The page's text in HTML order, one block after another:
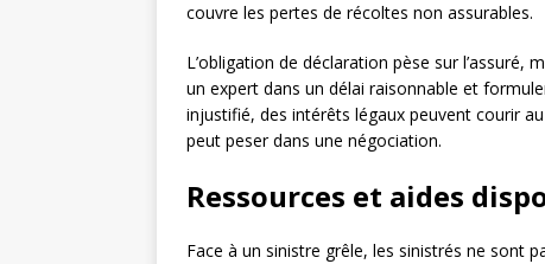
couvre les pertes de récoltes non assurables.
L’obligation de déclaration pèse sur l’assuré,
un expert dans un délai raisonnable et
injustifié, des intérêts légaux peuvent courir
peut peser dans une négociation.
Ressources et aides
Face à un sinistre grêle, les sinistrés ne sont